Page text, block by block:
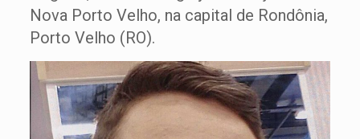
Nova Porto Velho, na capital de Rondônia,
Porto Velho (RO).